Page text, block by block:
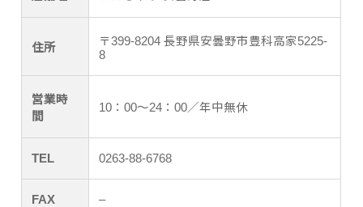
住所
〒399-8204 長野県安曇野市豊科高家5225-
8
営業時
間
10：00～24：00／年中無休
TEL 0263-88-6768
FAX –